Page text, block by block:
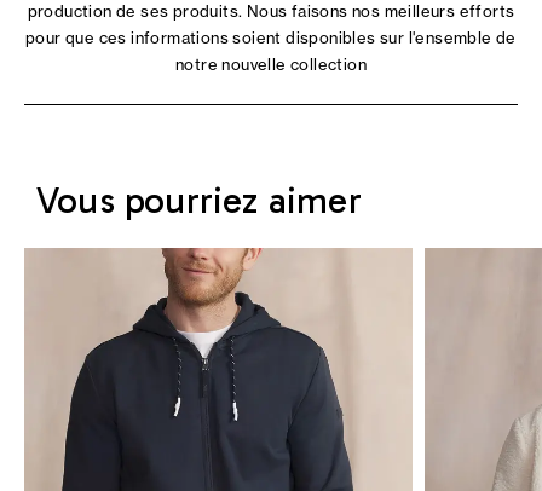
production de ses produits. Nous faisons nos meilleurs efforts
pour que ces informations soient disponibles sur l'ensemble de
notre nouvelle collection
Vous pourriez aimer